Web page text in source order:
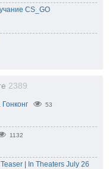
CS_GO
2389
53
1132
| In Theaters July 26